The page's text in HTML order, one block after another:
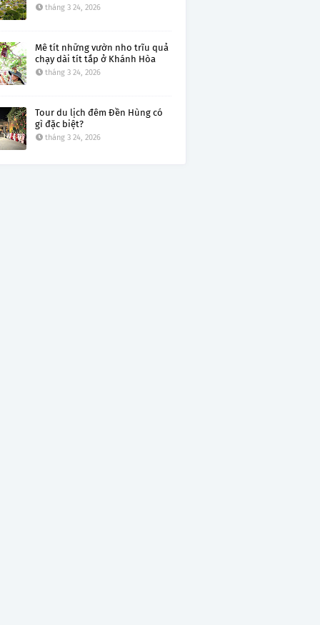
tháng 3 24, 2026
Mê tít những vườn nho trĩu quả
chạy dài tít tắp ở Khánh Hòa
tháng 3 24, 2026
Tour du lịch đêm Đền Hùng có
gì đặc biệt?
tháng 3 24, 2026